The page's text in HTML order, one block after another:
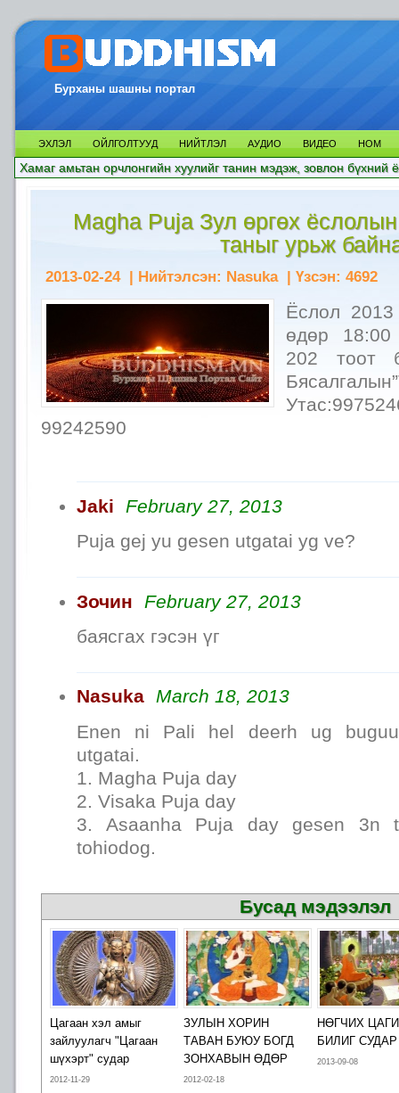
Бурханы шашны портал
ЭХЛЭЛ ОЙЛГОЛТУУД НИЙТЛЭЛ АУДИО ВИДЕО НОМ
Хамаг амьтан орчлонгийн хуулийг танин мэдэж, зовлон бүхний
Magha Puja Зул өргөх
таныг урьж
2013-02-24 | Нийтэлсэн: Nasuka | Үзсэн: 4692
Ёслол
өдөр
202 тоот
99242590
Jaki
February 27, 2013
Puja gej yu gesen utgatai yg ve?
Зочин
February 27, 2013
баясгах гэсэн үг
Nasuka
March 18, 2013
Enen ni Pali hel deerh ug
utgatai.
1. Magha Puja day
2. Visaka Puja day
3. Asaanha Puja day gesen 3n
tohiodog.
Бусад мэдээлэл
Цагаан хэл амыг
зайлуулагч "Цагаан
шүхэрт" судар
2012-11-29
ЗУЛЫН ХОРИН
ТАВАН БУЮУ БОГД
ЗОНХАВЫН ӨДӨР
2012-02-18
НӨГЧИХ
БИЛИГ СУДАР
2013-09-08